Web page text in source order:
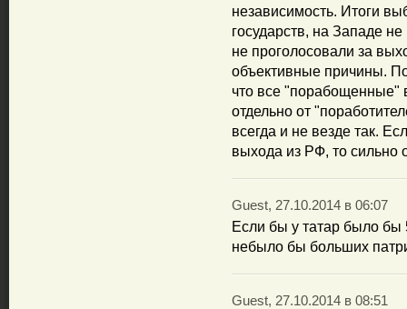
независимость. Итоги
государств, на Западе
не проголосовали за
объективные причины.
что все "порабощенные"
отдельно от
всегда и не везде так.
выхода из РФ, то сильно
Guest, 27.10.2014 в 06:07
Если бы у татар было
небыло бы больших
Guest, 27.10.2014 в 08:51